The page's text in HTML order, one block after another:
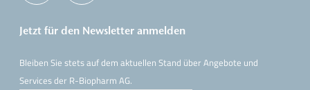
Jetzt für den Newsletter anmelden
Bleiben Sie stets auf dem aktuellen Stand über Angebote und
Services der R-Biopharm AG.